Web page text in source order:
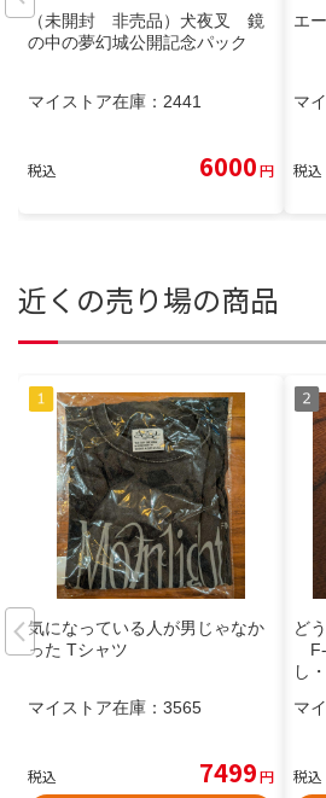
（未開封 非売品）犬夜叉 鏡
の中の夢幻城公開記念パック
マイストア在庫： 2441
税込 6000円
エ
マ
税込
近くの売り場の商品
気になっている人が男じゃなか
った Tシャツ
マイストア在庫： 3565
税込 7499円
ど
F-
し
マ
税込